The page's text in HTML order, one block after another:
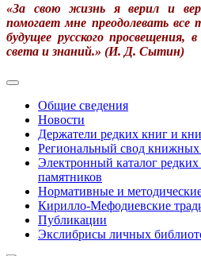
«За свою жизнь я верил и
помогает мне преодолевать
будущее русского просвещения, в
света и знаний.» (И. Д. Сытин)
Общие сведения
Новости
Держатели редких книг и
Региональный свод книжных
Электронный каталог
памятников
Нормативные и
Кирилло-Мефодиевские
Публикации
Экслибрисы личных